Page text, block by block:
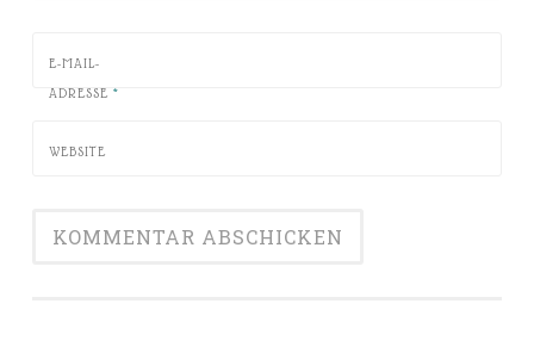
E-MAIL-
ADRESSE *
WEBSITE